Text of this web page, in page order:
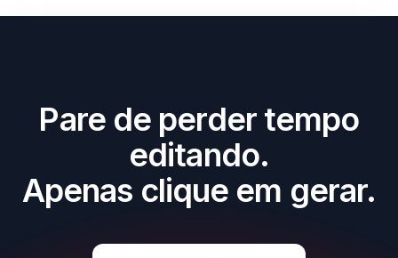
Pare de perder tempo
editando.
Apenas clique em gerar.